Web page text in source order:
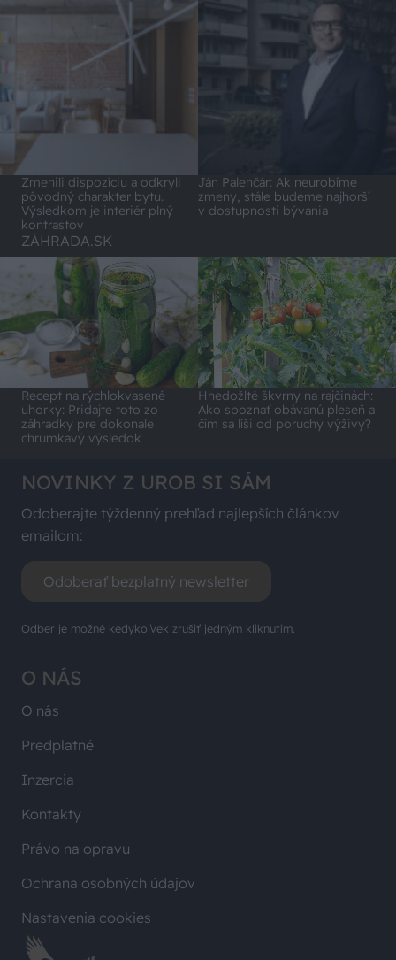
Zmenili dispozíciu a odkryli
pôvodný charakter bytu.
Výsledkom je interiér plný
kontrastov
Ján Palenčár: Ak neurobíme
zmeny, stále budeme najhorší
v dostupnosti bývania
ZÁHRADA.SK
Recept na rýchlokvasené
uhorky: Pridajte toto zo
záhradky pre dokonale
chrumkavý výsledok
Hnedožlté škvrny na rajčinách:
Ako spoznať obávanú pleseň a
čím sa líši od poruchy výživy?
O NÁS
O nás
Predplatné
Inzercia
Kontakty
Právo na opravu
Ochrana osobných údajov
Nastavenia cookies
NOVINKY Z UROB SI SÁM
Odoberajte týždenný prehľad najlepších článkov
emailom:
Odoberať bezplatný newsletter
Odber je možné kedykoľvek zrušiť jedným kliknutím.